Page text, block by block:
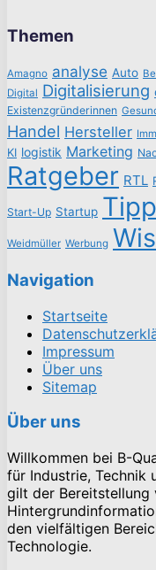
Themen
Amagno analyse Auto
Digital Digitalisierung
Existenzgründerinnen
Handel Hersteller
KI logistik Marketing
Ratgeber RTL
Start-Up Startup
Weidmüller Werbung
Navigation
Startseite
Impressum
Über uns
Sitemap
Über uns
Willkommen bei B-
für Industrie, Technik
gilt der Bereitstellung
den vielfältigen
Technologie.